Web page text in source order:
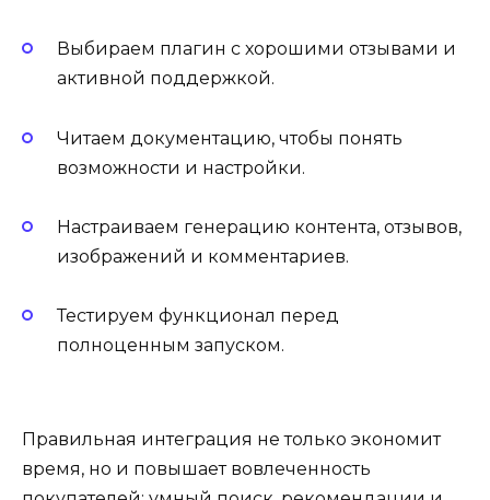
Выбираем плагин с хорошими отзывами и
активной поддержкой.
Читаем документацию, чтобы понять
возможности и настройки.
Настраиваем генерацию контента, отзывов,
изображений и комментариев.
Тестируем функционал перед
полноценным запуском.
Правильная интеграция не только экономит
время, но и повышает вовлеченность